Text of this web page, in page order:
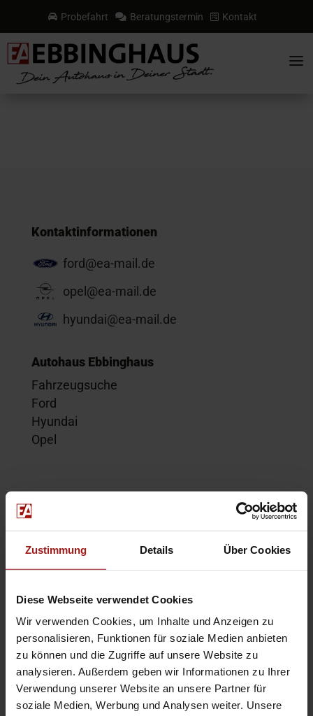
Zustimmung Details Über Cookies
Diese Webseite verwendet Cookies
Wir verwenden Cookies, um Inhalte und Anzeigen zu
personalisieren, Funktionen für soziale Medien anbieten
zu können und die Zugriffe auf unsere Website zu
analysieren. Außerdem geben wir Informationen zu Ihrer
Verwendung unserer Website an unsere Partner für
soziale Medien, Werbung und Analysen weiter. Unsere
 Probefahrt  Beratungstermin  Kontakt
a
Kontaktinformationen
ford@ea-mail.de
opel@ea-mail.de
hyundai@ea-mail.de
Autohaus Ebbinghaus
Fahrzeugsuche
Ford
Hyundai
Opel
Kontakt
Probefahrt
Service-Termin
EA Standorte
Ebbinghaus am Flughafen – Dortmund Sölde
Ebbinghaus am Tierpark – Dortmund Kirchhörde
Ebbinghaus Autozentrum – Dortmund Dorstfeld
Ebbinghaus Ford Store – Bochum